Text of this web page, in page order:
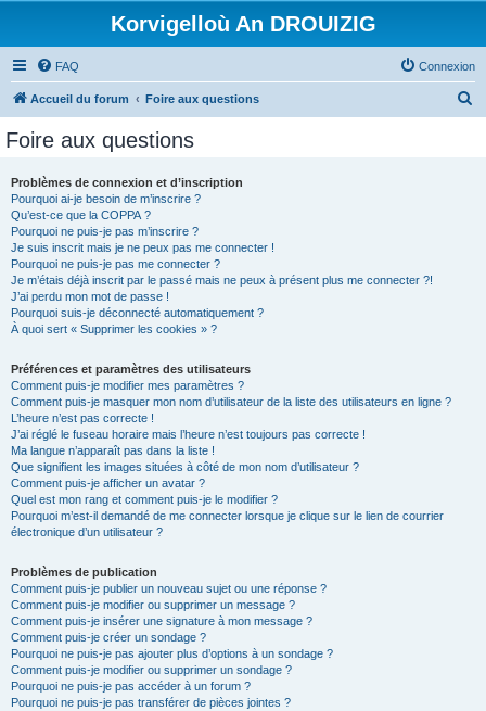
Korvigelloù An DROUIZIG
FAQ Connexion
Accueil du forum Foire aux questions
Foire aux questions
Problèmes de connexion et d’inscription
Pourquoi ai-je besoin de m’inscrire ?
Qu’est-ce que la COPPA ?
Pourquoi ne puis-je pas m’inscrire ?
Je suis inscrit mais je ne peux pas me connecter !
Pourquoi ne puis-je pas me connecter ?
Je m’étais déjà inscrit par le passé mais ne peux à présent plus me connecter ?!
J’ai perdu mon mot de passe !
Pourquoi suis-je déconnecté automatiquement ?
À quoi sert « Supprimer les cookies » ?
Préférences et paramètres des utilisateurs
Comment puis-je modifier mes paramètres ?
Comment puis-je masquer mon nom d’utilisateur de la liste des utilisateurs en ligne ?
L’heure n’est pas correcte !
J’ai réglé le fuseau horaire mais l’heure n’est toujours pas correcte !
Ma langue n’apparaît pas dans la liste !
Que signifient les images situées à côté de mon nom d’utilisateur ?
Comment puis-je afficher un avatar ?
Quel est mon rang et comment puis-je le modifier ?
Pourquoi m’est-il demandé de me connecter lorsque je clique sur le lien de courrier
électronique d’un utilisateur ?
Problèmes de publication
Comment puis-je publier un nouveau sujet ou une réponse ?
Comment puis-je modifier ou supprimer un message ?
Comment puis-je insérer une signature à mon message ?
Comment puis-je créer un sondage ?
Pourquoi ne puis-je pas ajouter plus d’options à un sondage ?
Comment puis-je modifier ou supprimer un sondage ?
Pourquoi ne puis-je pas accéder à un forum ?
Pourquoi ne puis-je pas transférer de pièces jointes ?